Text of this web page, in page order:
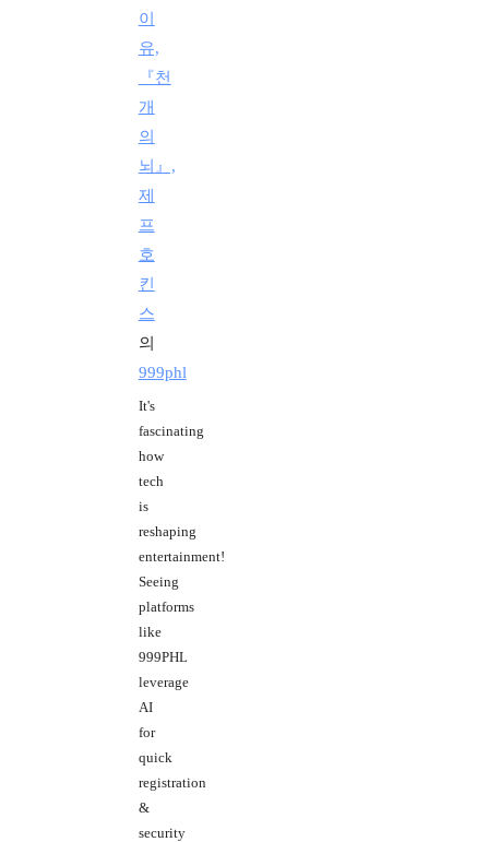
이
유,
『천
개
의
뇌』,
제
프
호
킨
스
의
999phl
It's
fascinating
how
tech
is
reshaping
entertainment!
Seeing
platforms
like
999PHL
leverage
AI
for
quick
registration
&
security